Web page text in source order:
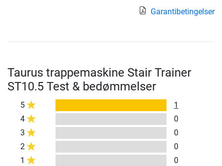
Garantibetingelser
Taurus trappemaskine Stair Trainer
ST10.5 Test & bedømmelser
5
1
4
0
3
0
2
0
1
0